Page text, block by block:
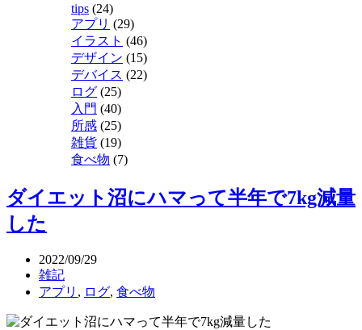
tips (24)
アプリ (29)
イラスト (46)
デザイン (15)
デバイス (22)
ログ (25)
入門 (40)
所感 (25)
雑貨 (19)
食べ物 (7)
ダイエット沼にハマって半年で7kg減量
した
2022/09/29
雑記
アプリ , ログ, 食べ物